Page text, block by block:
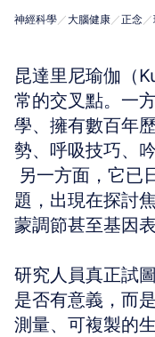
神經科學／大腦健康／正念／
昆達里尼瑜伽（
常的交叉點。一
學、擁有數百年
勢、呼吸技巧、
題，出現在探討
蒙調節甚至基因
研究人員真正試
是否有意義，而
測量、可複製的